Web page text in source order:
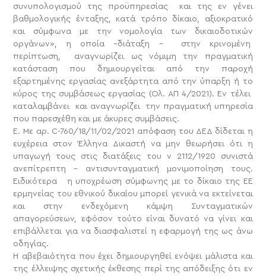
συνυπολογισμού της προϋπηρεσίας και της εν γένει
βαθμολογικής ένταξης, κατά τρόπο δίκαιο, αξιοκρατικό
και σύμφωνα με την νομολογία των δικαιοδοτικών
οργάνων», η οποία –διάταξη – στην κρινομένη
περίπτωση, αναγνωρίζει ως νόμιμη την πραγματική
κατάσταση που δημιουργείται από την παροχή
εξαρτημένης εργασίας ανεξάρτητα από την ύπαρξη ή το
κύρος της συμβάσεως εργασίας (Ολ. ΑΠ 4/2021). Εν τέλει
καταλαμβάνει και αναγνωρίζει την πραγματική υπηρεσία
που παρεσχέθη και με άκυρες συμβάσεις.
Ε. Με αρ. C-760/18/11/02/2021 απόφαση του ΔΕΔ δίδεται η
ευχέρεια στον Έλληνα Δικαστή να μην θεωρήσει ότι η
υπαγωγή τους στις διατάξεις του ν 2112/1920 συνιστά
ανεπίτρεπτη – αντισυνταγματική μονιμοποίηση τους.
Ειδικότερα η υποχρέωση σύμφωνης με το δίκαιο της ΕΕ
ερμηνείας του εθνικού δικαίου μπορεί γενικά να εκτείνεται
και στην ενδεχόμενη κάμψη Συνταγματικών
απαγορεύσεων, εφόσον τούτο είναι δυνατό να γίνει και
επιβάλλεται για να διασφαλιστεί η εφαρμογή της ως άνω
οδηγίας.
Η αβεβαιότητα που έχει δημιουργηθεί ενόψει μάλιστα και
της έλλειψης σχετικής έκθεσης περί της απόδειξης ότι εν